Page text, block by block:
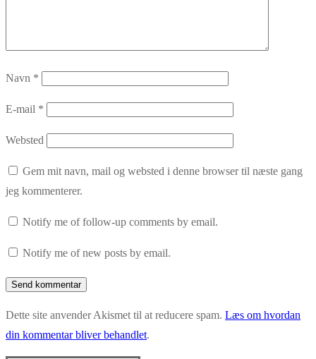
Navn *
E-mail *
Websted
Gem mit navn, mail og websted i denne browser til næste gang
jeg kommenterer.
Notify me of follow-up comments by email.
Notify me of new posts by email.
Dette site anvender Akismet til at reducere spam. Læs om hvordan
din kommentar bliver behandlet.